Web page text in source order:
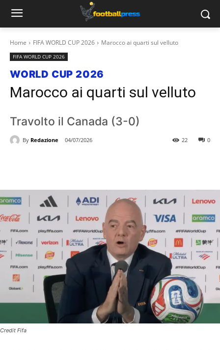
Home FIFA WORLD CUP 2026 Marocco ai quarti sul velluto
FIFA WORLD CUP 2026
WORLD CUP 2026
Marocco ai quarti sul velluto
Travolto il Canada (3-0)
By Redazione 04/07/2026 0
22
Credit Fifa